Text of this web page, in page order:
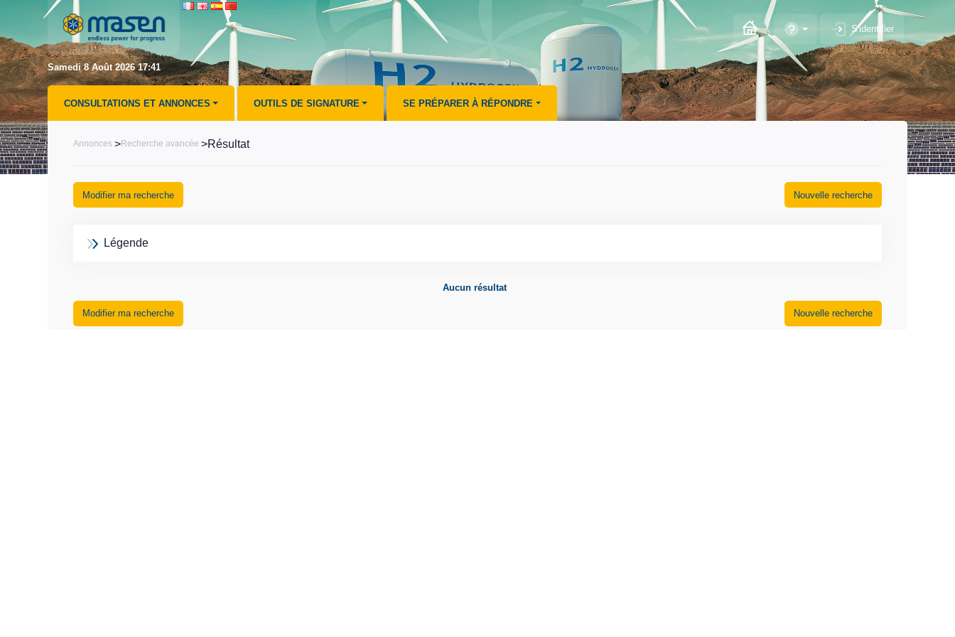
Samedi 8 Août 2026 17:41
S'identifier
CONSULTATIONS ET ANNONCES OUTILS DE SIGNATURE SE PRÉPARER À RÉPONDRE
Annonces >Recherche avancée >Résultat
Modifier ma recherche Nouvelle recherche
Légende
Aucun résultat
Modifier ma recherche Nouvelle recherche